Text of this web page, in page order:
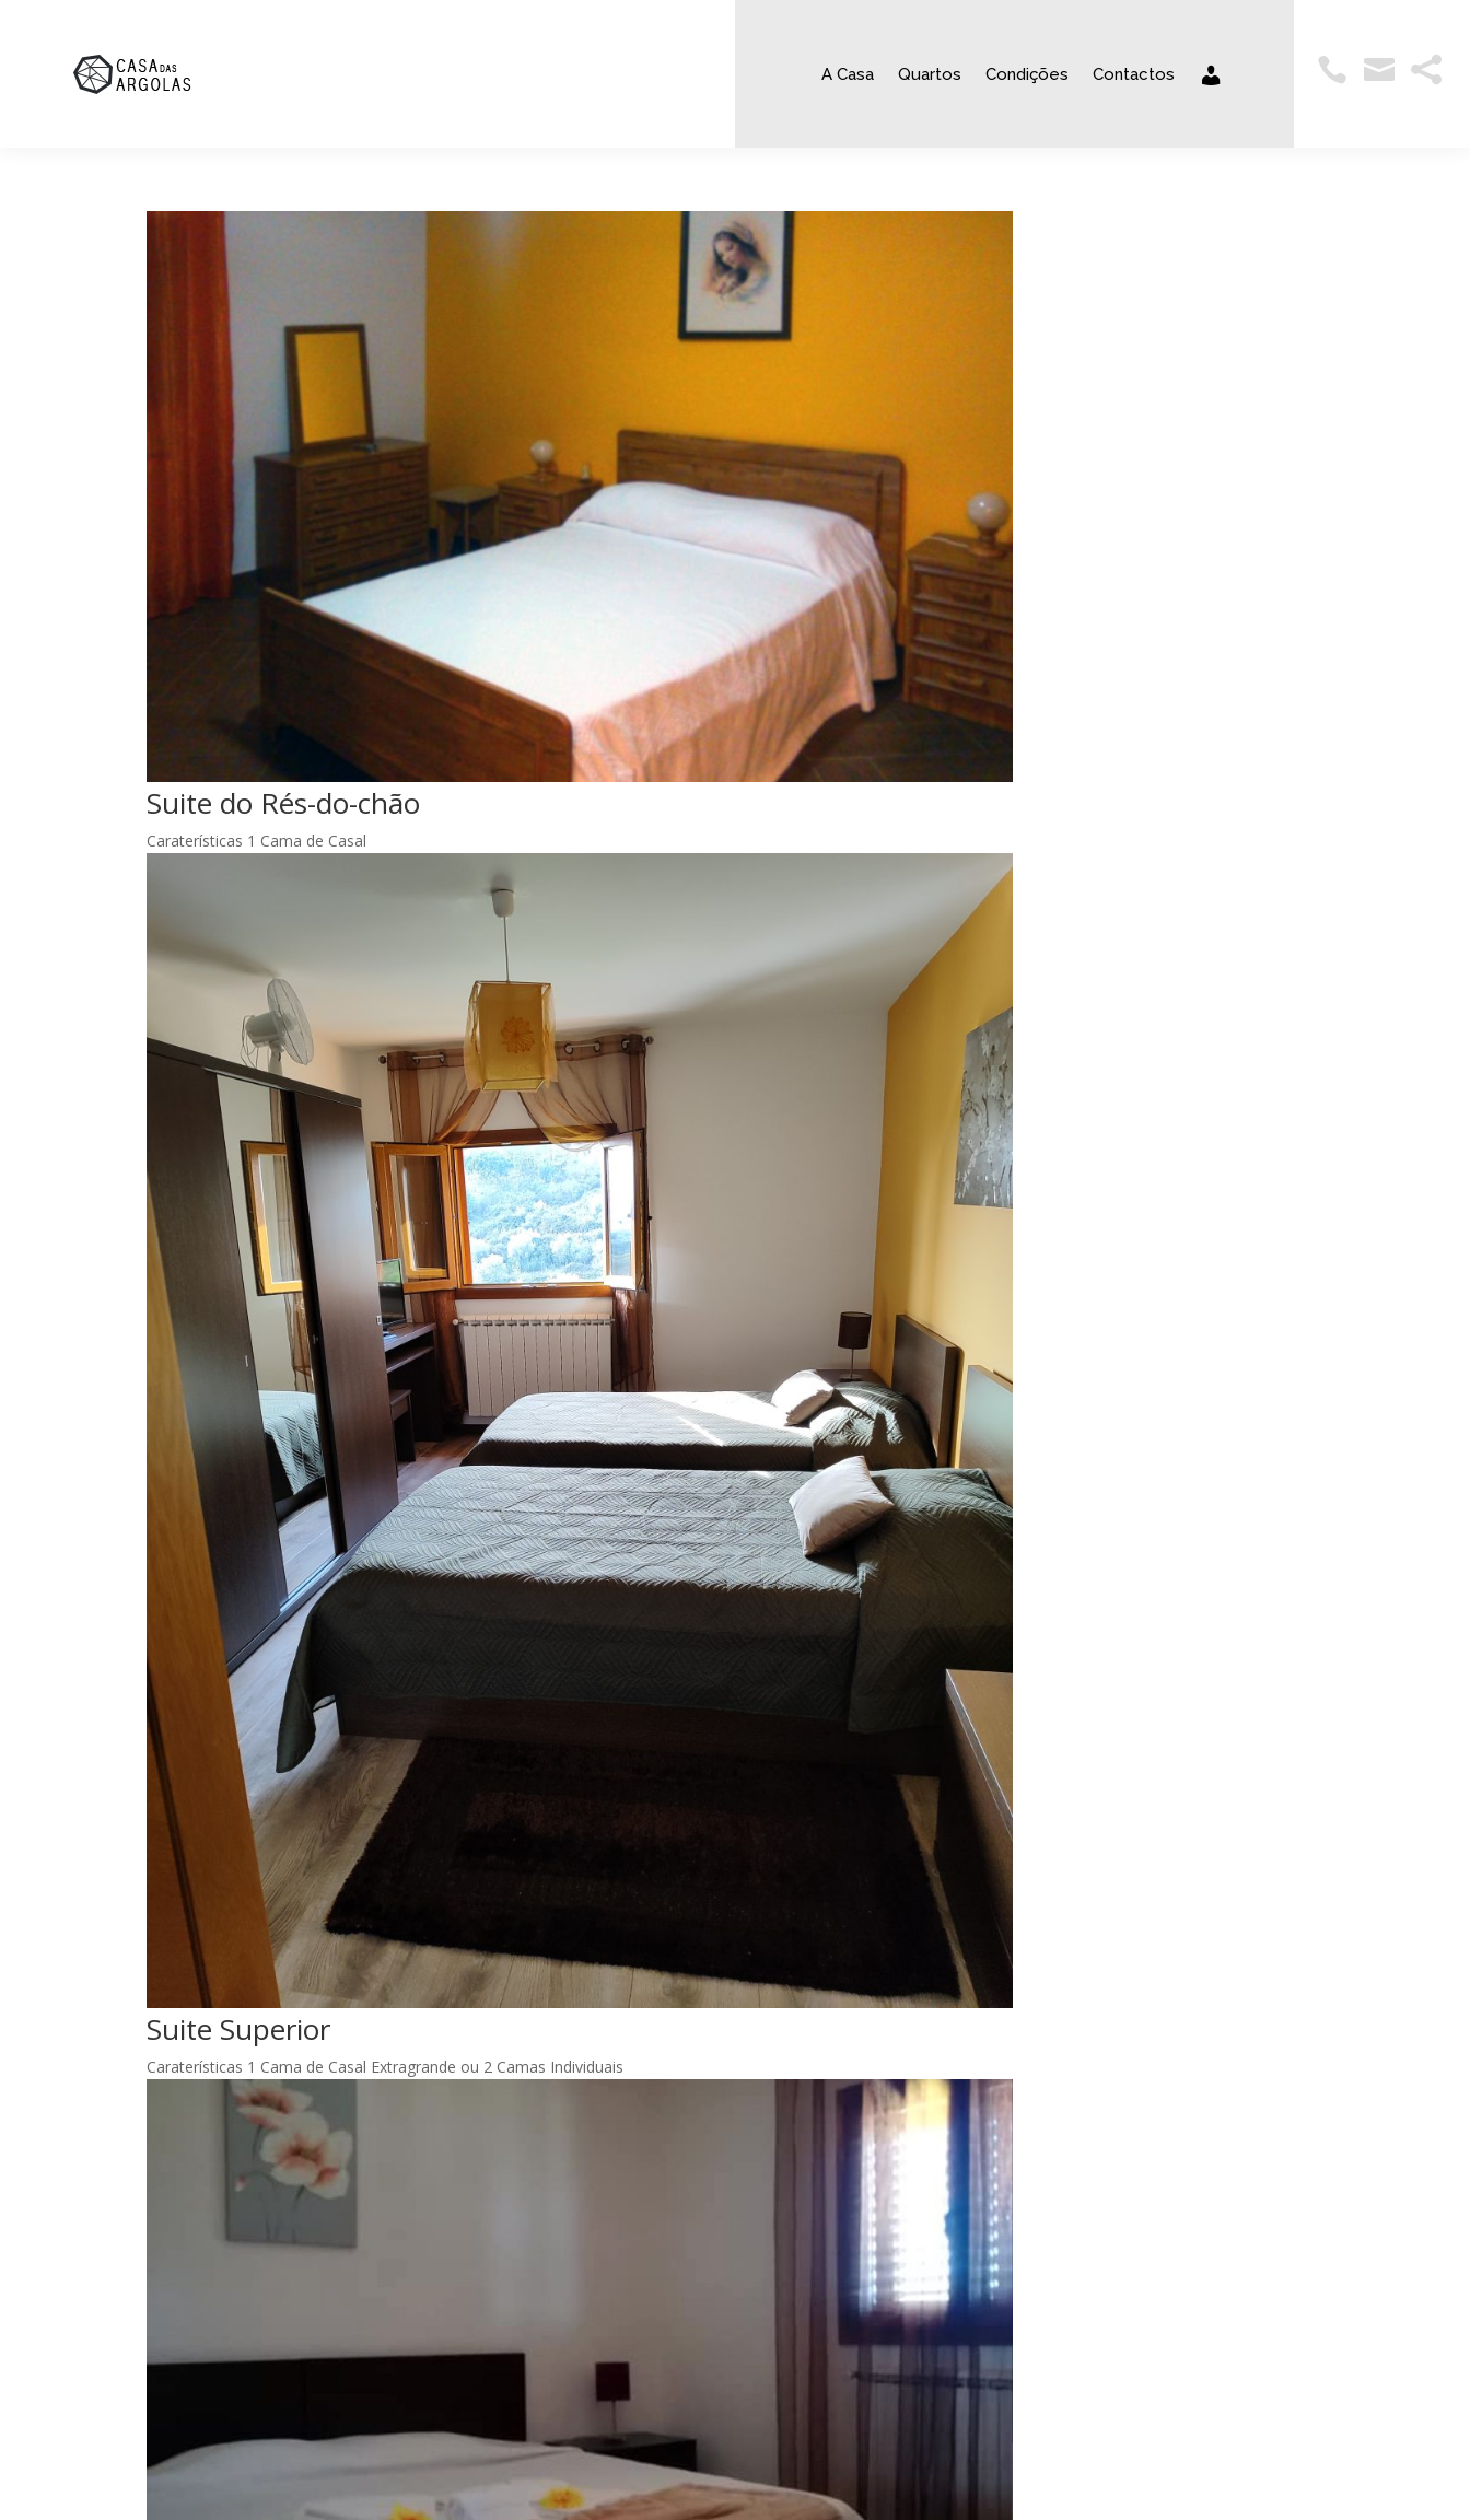
A Casa Quartos Condições Contactos   
Suite do Rés-do-chão
Caraterísticas 1 Cama de Casal
Suite Superior
Caraterísticas 1 Cama de Casal Extragrande ou 2 Camas Individuais